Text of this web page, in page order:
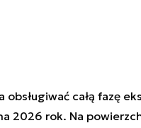
obsługiwać całą fazę
2026 rok. Na